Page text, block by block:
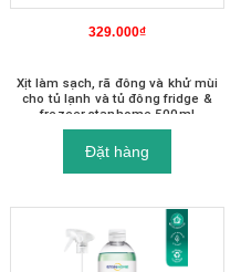
329.000₫
Xịt làm sạch, rã đông và khử mùi
cho tủ lạnh và tủ đông fridge &
frezeer stanhome 500ml
Đặt hàng